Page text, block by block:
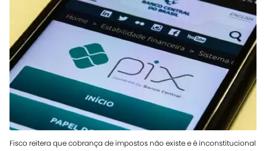
Fisco reitera que cobrança de impostos não existe e é inconstitucional